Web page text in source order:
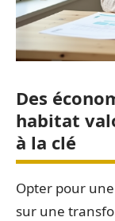
Des
habitat
à la clé
Opter pour une
sur une